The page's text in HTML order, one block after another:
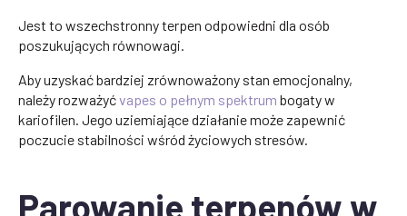
Jest to wszechstronny terpen odpowiedni dla osób
poszukujących równowagi.
Aby uzyskać bardziej zrównoważony stan emocjonalny,
należy rozważyćvapes o pełnym spektrum bogaty w
kariofilen. Jego uziemiające działanie może zapewnić
poczucie stabilności wśród życiowych stresów.
Parowanie terpenów w